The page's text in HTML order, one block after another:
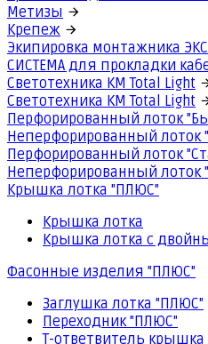
Метизы
Крепеж
Экипировка монтажника
СИСТЕМА для прокладки
Светотехника КМ Total Light
Светотехника КМ Total Light
Перфорированный лоток
Неперфорированный
Перфорированный лоток
Неперфорированный лоток
Крышка лотка "ПЛЮС"
Крышка лотка
Крышка лотка с
Фасонные изделия "ПЛЮС"
Заглушка лотка "ПЛЮС"
Переходник "ПЛЮС"
Т-ответвитель